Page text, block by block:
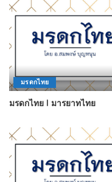
มรดกไทย
มรดกไทย l มารยาทไทย